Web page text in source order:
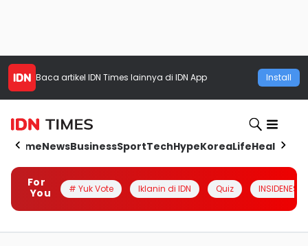
Baca artikel IDN Times lainnya di IDN App Install
HomeNewsBusinessSportTechHypeKoreaLifeHealth
For
You
# Yuk Vote Iklanin di IDN Quiz INSIDENESIA